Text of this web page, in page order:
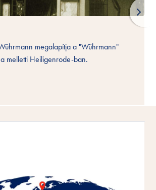
megalapítja a "Wührmann"
melletti Heiligenrode-ban.